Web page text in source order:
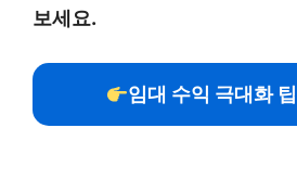
보세요.
임대 수익 극대화